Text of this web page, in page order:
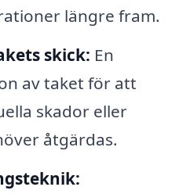
längre fram.
skick: En
av taket för att
skador eller
åtgärdas.